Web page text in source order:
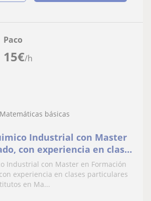
15€/h
Paco
básicas
Industrial con Master
con experiencia en clases
y en institutos en
Física y Química y
de aprobados!
Industrial con Master en Formación
experiencia en clases particulares
en Ma...